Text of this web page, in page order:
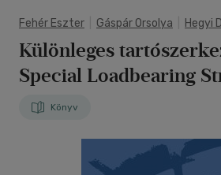
Fehér Eszter Gáspár Orsolya Hegyi
Különleges
Special Loadbearing
Könyv